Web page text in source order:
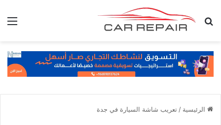
بحث عن
الرئيسية / تعريب شاشة السيارة في جدة